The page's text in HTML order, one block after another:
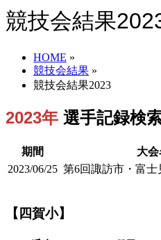
競技会結果
HOME »
競技会結果 »
競技会結果2023
2023年 選手記録検
期間 大会
2023/06/25 第6回諏訪市・富
【四賀小】